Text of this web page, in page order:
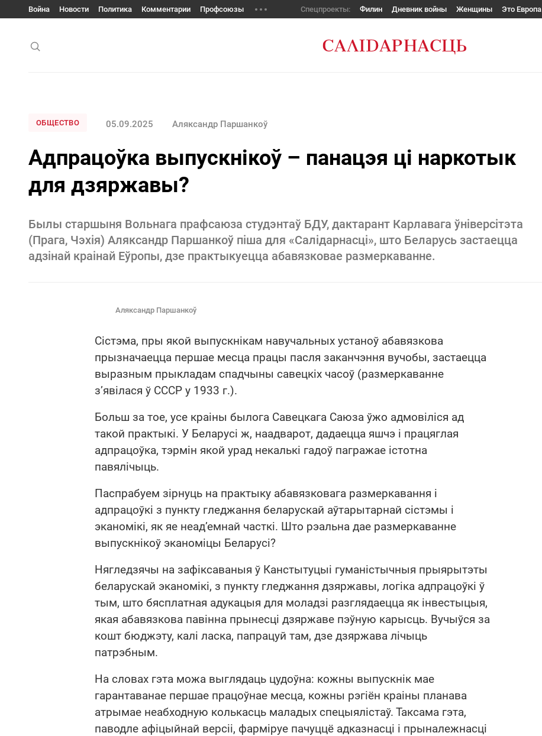
Война Новости Политика Комментарии Профсоюзы Спецпроекты: Филин Дневник войны Женщины Это Европа
ОБЩЕСТВО 05.09.2025 Аляксандр Паршанкоў
Адпрацоўка выпускнікоў – панацэя ці наркотык
для дзяржавы?
Былы старшыня Вольнага прафсаюза студэнтаў БДУ, дактарант Карлавага ўніверсітэта
(Прага, Чэхія) Аляксандр Паршанкоў піша для «Салідарнасці», што Беларусь застаецца
адзінай краінай Еўропы, дзе практыкуецца абавязковае размеркаванне.
Аляксандр Паршанкоў
Сістэма, пры якой выпускнікам навучальных устаноў абавязкова
прызначаецца першае месца працы пасля заканчэння вучобы, застаецца
выразным прыкладам спадчыны савецкіх часоў (размеркаванне
з’явілася ў СССР у 1933 г.).
Больш за тое, усе краіны былога Савецкага Саюза ўжо адмовіліся ад
такой практыкі. У Беларусі ж, наадварот, дадаецца яшчэ і працяглая
адпрацоўка, тэрмін якой урад некалькі гадоў пагражае істотна
павялічыць.
Паспрабуем зірнуць на практыку абавязковага размеркавання і
адпрацоўкі з пункту гледжання беларускай аўтарытарнай сістэмы і
эканомікі, як яе неад’емнай часткі. Што рэальна дае размеркаванне
выпускнікоў эканоміцы Беларусі?
Нягледзячы на зафіксаваныя ў Канстытуцыі гуманістычныя прыярытэты
беларускай эканомікі, з пункту гледжання дзяржавы, логіка адпрацоўкі ў
тым, што бясплатная адукацыя для моладзі разглядаецца як інвестыцыя,
якая абавязкова павінна прынесці дзяржаве пэўную карысць. Вучыўся за
кошт бюджэту, калі ласка, папрацуй там, дзе дзяржава лічыць
патрэбным.
На словах гэта можа выглядаць цудоўна: кожны выпускнік мае
гарантаванае першае працоўнае месца, кожны рэгіён краіны планава
атрымае неабходную колькасць маладых спецыялістаў. Таксама гэта,
паводле афіцыйнай версіі, фарміруе пачуццё адказнасці і прыналежнасці